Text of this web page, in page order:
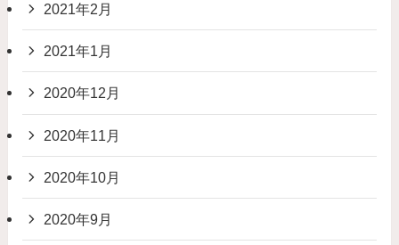
2021年2月
2021年1月
2020年12月
2020年11月
2020年10月
2020年9月